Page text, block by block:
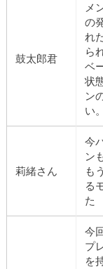
鼓太郎君
メ
の
れ
ら
ベ
状
ン
い。
莉緒さん
今
ン
も
る
た
今
プ
を